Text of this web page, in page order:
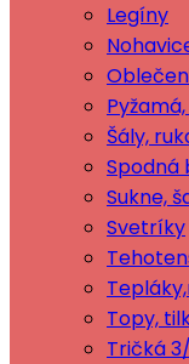
Legíny
Šály,
Spodná
Sukne,
Svetríky
Topy,
Tričká